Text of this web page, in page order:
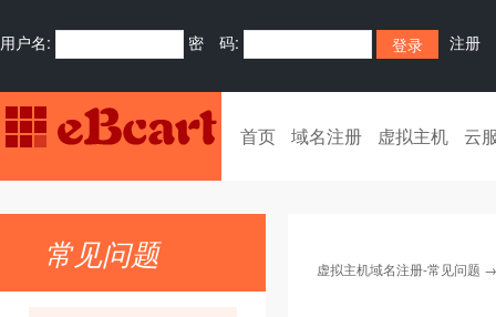
用户名: 密 码: 注册
首页 域名注册 虚拟主机 云
常见问题 虚拟主机域名注册-常见问题